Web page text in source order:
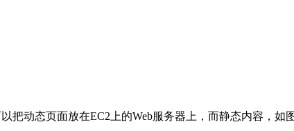
把动态页面放在EC2上的Web服务器上，而静态内容，如